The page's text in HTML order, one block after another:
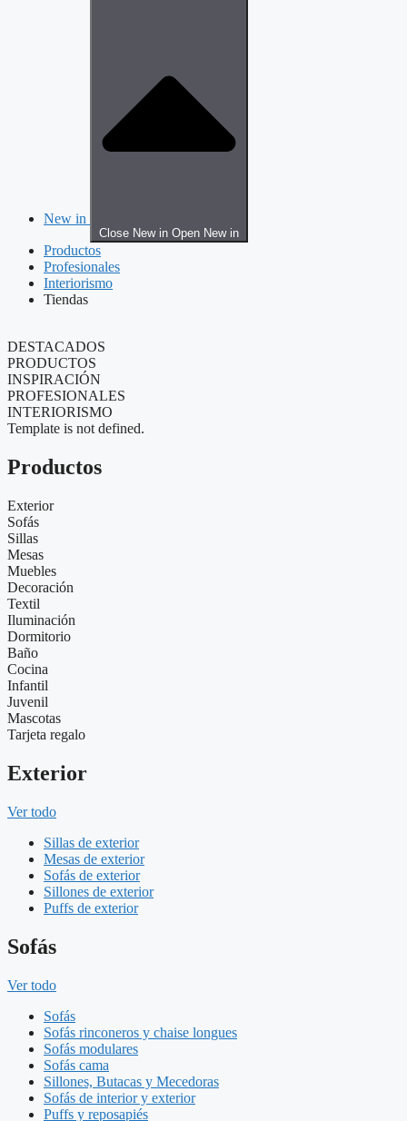
New in
Close New in Open New in
Productos
Profesionales
Interiorismo
Tiendas
DESTACADOS
PRODUCTOS
INSPIRACIÓN
PROFESIONALES
INTERIORISMO
Template is not defined.
Productos
Exterior
Sofás
Sillas
Mesas
Muebles
Decoración
Textil
Iluminación
Dormitorio
Baño
Cocina
Infantil
Juvenil
Mascotas
Tarjeta regalo
Exterior
Ver todo
Sillas de exterior
Mesas de exterior
Sofás de exterior
Sillones de exterior
Puffs de exterior
Sofás
Ver todo
Sofás
Sofás rinconeros y chaise longues
Sofás modulares
Sofás cama
Sillones, Butacas y Mecedoras
Sofás de interior y exterior
Puffs y reposapiés